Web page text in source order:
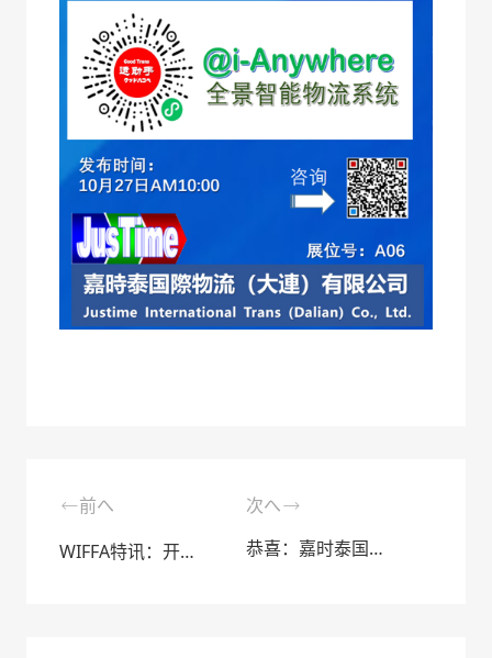
前へ
WIFFA特讯：开辟海运通路、助力复工复产
次へ
恭喜：嘉时泰国际物流（大连）有限公司被指定为天津达沃斯世界经济论坛物流服务商